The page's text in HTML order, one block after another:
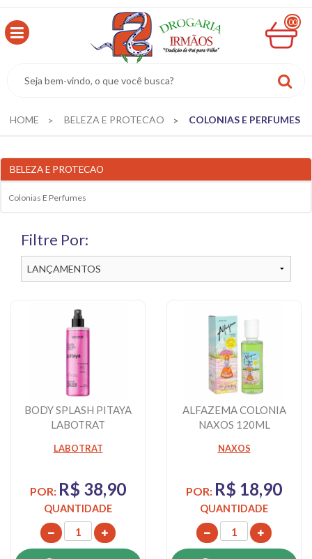
00
R$
0,00
HOME BELEZA E PROTECAO COLONIAS E PERFUMES
BELEZA E PROTECAO
Colonias E Perfumes
Filtre Por:
BODY SPLASH PITAYA
LABOTRAT
LABOTRAT
POR: R$ 38,90
QUANTIDADE
ALFAZEMA COLONIA
NAXOS 120ML
NAXOS
POR: R$ 18,90
QUANTIDADE